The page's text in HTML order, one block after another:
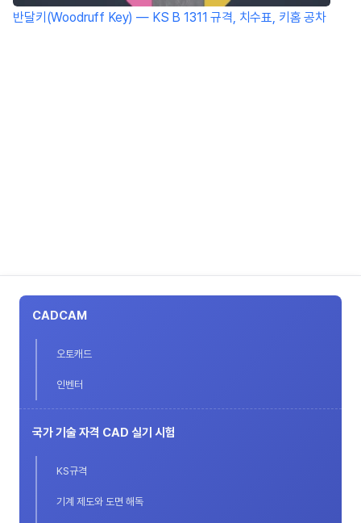
반달키(Woodruff Key) — KS B 1311 규격, 치수표, 키홈 공차
CADCAM
오토캐드
인벤터
국가 기술 자격 CAD 실기 시험
KS규격
기계 제도와 도면 해독